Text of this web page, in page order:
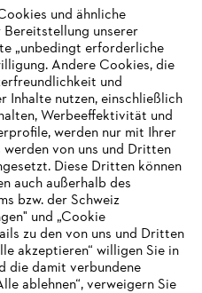
NICHT
und ähnliche
Bereitstellung unserer
„unbedingt erforderliche
Andere Cookies, die
und
Inhalte nutzen, einschließlich
Werbeeffektivität und
werden nur mit Ihrer
von uns und Dritten
Diese Dritten können
auch außerhalb des
bzw. der Schweiz
und „Cookie
zu den von uns und Dritten
akzeptieren“ willigen Sie in
die damit verbundene
ablehnen“, verweigern Sie